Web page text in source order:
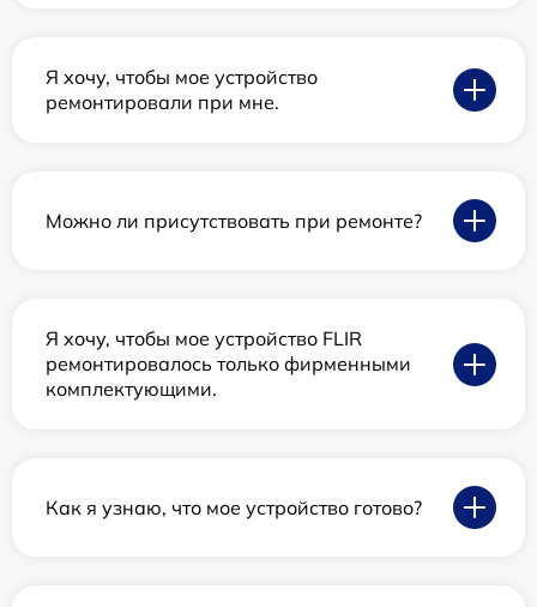
Я хочу, чтобы мое устройство
ремонтировали при мне.
Можно ли присутствовать при ремонте?
Я хочу, чтобы мое устройство FLIR
ремонтировалось только фирменными
комплектующими.
Как я узнаю, что мое устройство готово?